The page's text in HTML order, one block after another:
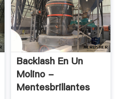
Backlash En Un
Molino -
Mentesbrillantes